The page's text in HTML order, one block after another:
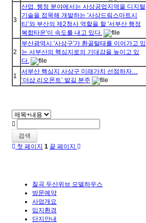
3
산업, 행정 분야에서는 사상공업지역을 디지털
기술을 접목해 개발하는 '사상드림스마트시
티’와 부산의 제2청사 역할을 할 '서부산 행정
복합타운'이 속도를 내고 있다.
2
부산광역시 '사상구'가 환골탈태를 이어가고 있
는 서부산의 핵심지로의 기대감을 높이고 있
다.
1
서부산 핵심지 사상구 미래가치 선점하자…
‘더샵 리오몬트’ 발길 분주
검색
첫 페이지 1 끝 페이지
칠곡 두산위브 모델하우스
방문예약
사업개요
입지환경
단지안내